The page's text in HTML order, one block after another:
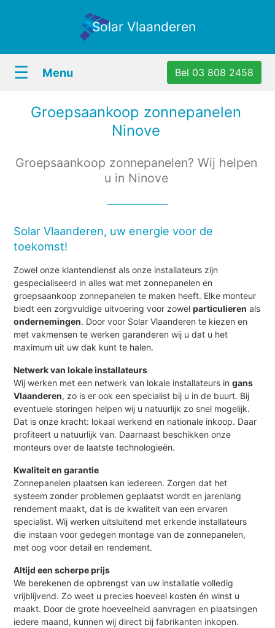
Solar Vlaanderen
☰ Menu Bel 03 808 2458
Groepsaankoop zonnepanelen
Ninove
Groepsaankoop zonnepanelen? Wij helpen
u in Ninove
Solar Vlaanderen, uw energie voor de
toekomst!
Zowel onze klantendienst als onze installateurs zijn
gespecialiseerd in alles wat met zonnepanelen en
groepsaankoop zonnepanelen te maken heeft. Elke monteur
biedt een zorgvuldige uitvoering voor zowelparticulieren als
ondernemingen. Door voor Solar Vlaanderen te kiezen en
met vakmensen te werken garanderen wij u dat u het
maximum uit uw dak kunt te halen.
Netwerk van lokale installateurs
Wij werken met een netwerk van lokale installateurs ingans
Vlaanderen, zo is er ook een specialist bij u in de buurt. Bij
eventuele storingen helpen wij u natuurlijk zo snel mogelijk.
Dat is onze kracht: lokaal werkend en nationale inkoop. Daar
profiteert u natuurlijk van. Daarnaast beschikken onze
monteurs over de laatste technologieën.
Kwaliteit en garantie
Zonnepanelen plaatsen kan iedereen. Zorgen dat het
systeem zonder problemen geplaatst wordt en jarenlang
rendement maakt, dat is de kwaliteit van een ervaren
specialist. Wij werken uitsluitend met erkende installateurs
die instaan voor gedegen montage van de zonnepanelen,
met oog voor detail en rendement.
Altijd een scherpe prijs
We berekenen de opbrengst van uw installatie volledig
vrijblijvend. Zo weet u precies hoeveel kosten én winst u
maakt. Door de grote hoeveelheid aanvragen en plaatsingen
iedere maand, kunnen wij direct bij fabrikanten inkopen.